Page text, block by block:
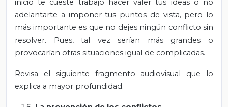
inicio te cueste trabajo hacer valer tus ideas o no
adelantarte a imponer tus puntos de vista, pero lo
más importante es que no dejes ningún conflicto sin
resolver. Pues, tal vez serían más grandes o
provocarían otras situaciones igual de complicadas.
Revisa el siguiente fragmento audiovisual que lo
explica a mayor profundidad.